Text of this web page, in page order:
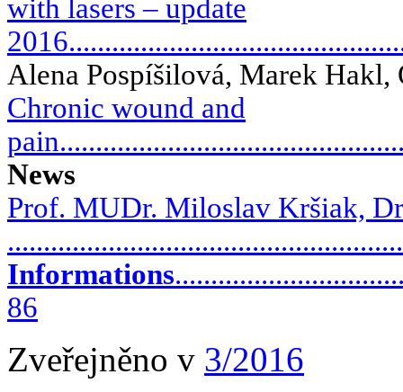
with lasers – update
Alena Pospíšilová, Marek Hakl,
Chronic wound and
News
Prof. MUDr. Miloslav Kršiak,
Informations
86
Zveřejněno v 3/2016